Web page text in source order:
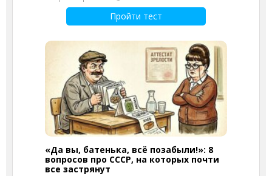
Пройти тест
«Да вы, батенька, всё позабыли!»: 8
вопросов про СССР, на которых почти
все застрянут